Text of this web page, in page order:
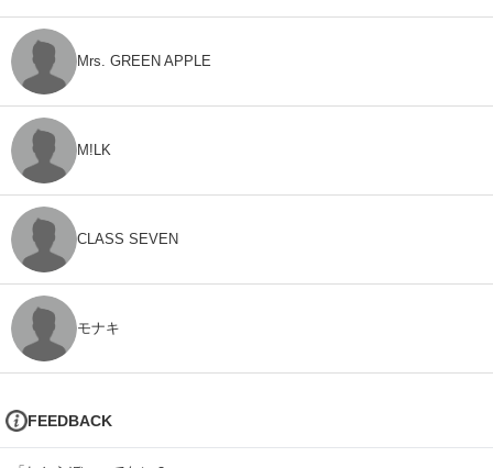
Mrs. GREEN APPLE
M!LK
CLASS SEVEN
モナキ
FEEDBACK